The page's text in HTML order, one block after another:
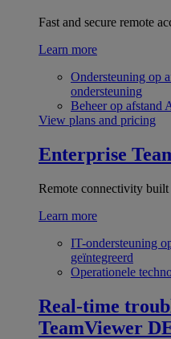
Fast and secure remote
Learn more
Ondersteuning op
ondersteuning
Beheer op afstand
View plans and pricing
Enterprise
Remote connectivity built
Learn more
IT-ondersteuning
geïntegreerd
Operationele
Real-time
TeamViewer